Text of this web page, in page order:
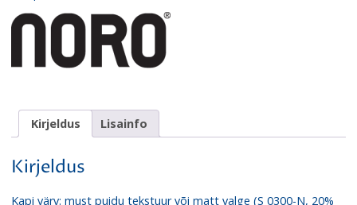
Kirjeldus Lisainfo
Kirjeldus
Kapi värv: must puidu tekstuur või matt valge (S 0300-N, 20%